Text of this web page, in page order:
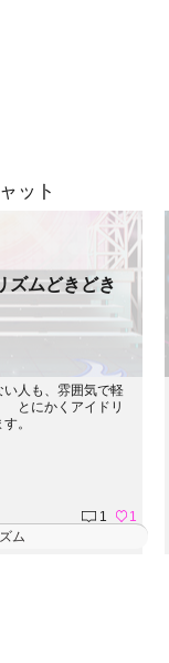
ット
ズムどきどき
人も、雰囲気で軽
とにかくアイドリ
。
1
1
ム